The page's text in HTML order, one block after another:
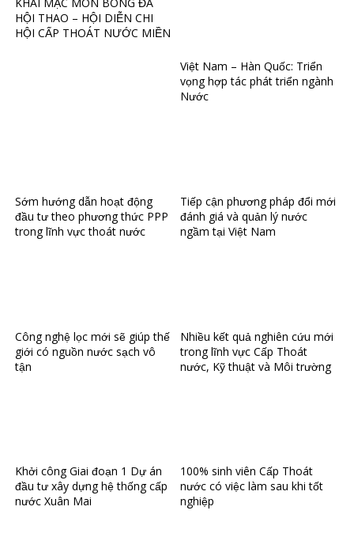
HỘI THAO – HỘI DIỄN CHI
HỘI CẤP THOÁT NƯỚC MIỀN
Việt Nam – Hàn Quốc: Triển
vọng hợp tác phát triển ngành
Nước
Sớm hướng dẫn hoạt động
đầu tư theo phương thức PPP
trong lĩnh vực thoát nước
Tiếp cận phương pháp đổi mới
đánh giá và quản lý nước
ngầm tại Việt Nam
Công nghệ lọc mới sẽ giúp thế
giới có nguồn nước sạch vô
tận
Nhiều kết quả nghiên cứu mới
trong lĩnh vực Cấp Thoát
nước, Kỹ thuật và Môi trường
Khởi công Giai đoạn 1 Dự án
đầu tư xây dựng hệ thống cấp
nước Xuân Mai
100% sinh viên Cấp Thoát
nước có việc làm sau khi tốt
nghiệp